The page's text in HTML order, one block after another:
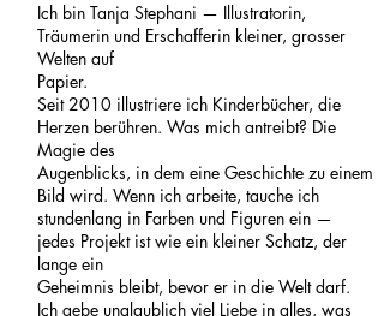
Ich bin Tanja Stephani — Illustratorin,
Träumerin und Erschafferin kleiner, grosser
Welten auf
Papier.
Seit 2010 illustriere ich Kinderbücher, die
Herzen berühren. Was mich antreibt? Die
Magie des
Augenblicks, in dem eine Geschichte zu einem
Bild wird. Wenn ich arbeite, tauche ich
stundenlang in Farben und Figuren ein —
jedes Projekt ist wie ein kleiner Schatz, der
lange ein
Geheimnis bleibt, bevor er in die Welt darf.
Ich gebe unglaublich viel Liebe in alles, was